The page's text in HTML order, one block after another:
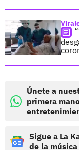
Únete a
primera
Sigue a La
de la música